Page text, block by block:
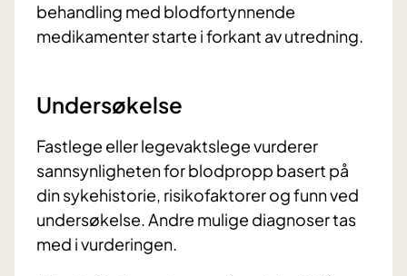
behandling med blodfortynnende
medikamenter starte i forkant av utredning.
Undersøkelse
Fastlege eller legevaktslege vurderer
sannsynligheten for blodpropp basert på
din sykehistorie, risikofaktorer og funn ved
undersøkelse. Andre mulige diagnoser tas
med i vurderingen.